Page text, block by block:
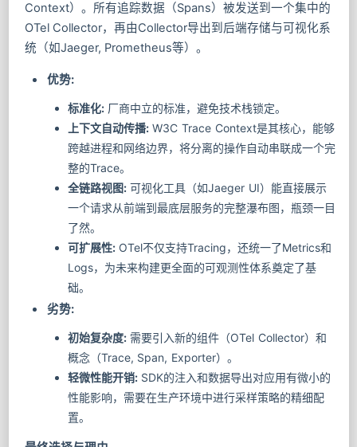
Context）。所有追踪数据（Spans）被发送到一个集中的
OTel Collector，再由Collector导出到后端存储与可视化系
统（如Jaeger, Prometheus等）。
优势:
标准化:厂商中立的标准，避免技术栈锁定。
上下文自动传播:W3C Trace Context是其核心，能够
跨越进程和网络边界，将分离的操作自动串联成一个完
整的Trace。
全链路视图:可视化工具（如Jaeger UI）能直接展示
一个请求从前端到最底层服务的完整瀑布图，瓶颈一目
了然。
可扩展性:OTel不仅支持Tracing，还统一了Metrics和
Logs，为未来构建更全面的可观测性体系奠定了基
础。
劣势:
初始复杂度:需要引入新的组件（OTel Collector）和
概念（Trace, Span, Exporter）。
轻微性能开销:SDK的注入和数据导出对应用有微小的
性能影响，需要在生产环境中进行采样策略的精细配
置。